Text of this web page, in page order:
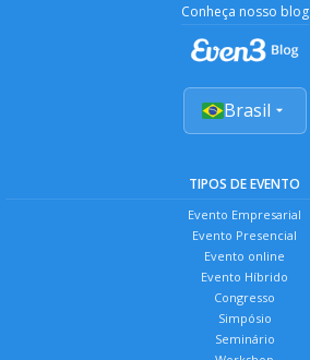
Conheça nosso blog
Brasil
TIPOS DE EVENTO
Evento Empresarial
Evento Presencial
Evento online
Evento Híbrido
Congresso
Simpósio
Seminário